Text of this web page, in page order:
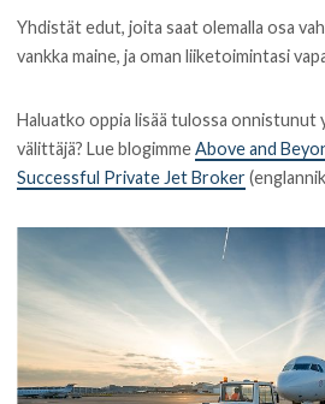
Yhdistät edut, joita saat olemalla osa
vankka maine, ja oman liiketoimintasi
Haluatko oppia lisää tulossa onnistunut
välittäjä? Lue blogimmeAbove and
Successful Private Jet Broker